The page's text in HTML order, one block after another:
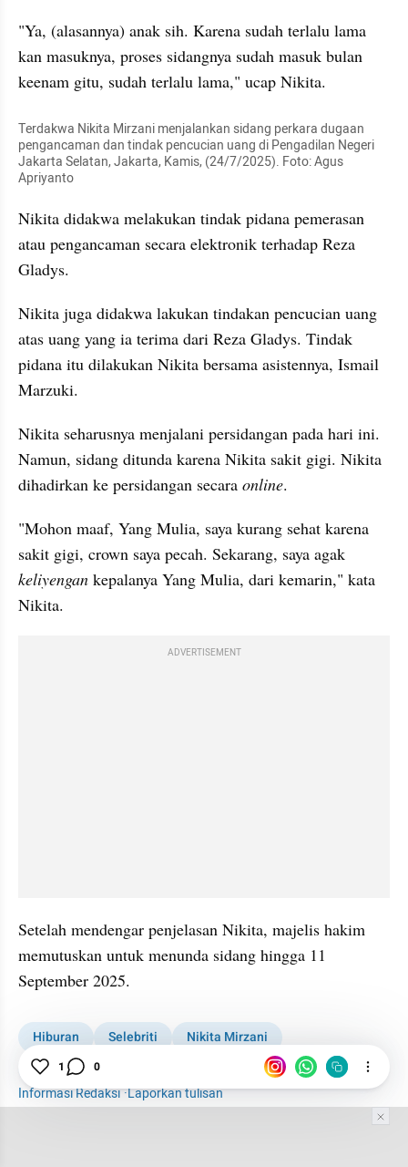
"Ya, (alasannya) anak sih. Karena sudah terlalu lama
kan masuknya, proses sidangnya sudah masuk bulan
keenam gitu, sudah terlalu lama," ucap Nikita.
Terdakwa Nikita Mirzani menjalankan sidang perkara dugaan
pengancaman dan tindak pencucian uang di Pengadilan Negeri
Jakarta Selatan, Jakarta, Kamis, (24/7/2025). Foto: Agus
Apriyanto
Nikita didakwa melakukan tindak pidana pemerasan
atau pengancaman secara elektronik terhadap Reza
Gladys.
Nikita juga didakwa lakukan tindakan pencucian uang
atas uang yang ia terima dari Reza Gladys. Tindak
pidana itu dilakukan Nikita bersama asistennya, Ismail
Marzuki.
Nikita seharusnya menjalani persidangan pada hari ini.
Namun, sidang ditunda karena Nikita sakit gigi. Nikita
dihadirkan ke persidangan secara online.
"Mohon maaf, Yang Mulia, saya kurang sehat karena
keliyengan kepalanya Yang Mulia, dari kemarin," kata
Nikita.
ADVERTISEMENT
Setelah mendengar penjelasan Nikita, majelis hakim
memutuskan untuk menunda sidang hingga 11
September 2025.
Hiburan Selebriti
Nikita Mirzani
Penangguhan Penahanan
Informasi Redaksi·Laporkan tulisan
1 0